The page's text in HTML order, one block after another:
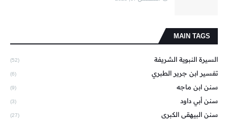
MAIN TAGS
السيرة النبوية الشريفة (52)
تفسير ابن جرير الطبري (6)
سنن ابن ماجه (9)
سنن أبي داود (3)
سنن البيهقي الكبرى (27)